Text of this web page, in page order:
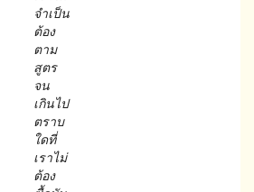
จำเป็น
ต้อง
ตาม
สูตร
จน
เกินไป
ตราบ
ใดที่
เราไม่
ต้อง